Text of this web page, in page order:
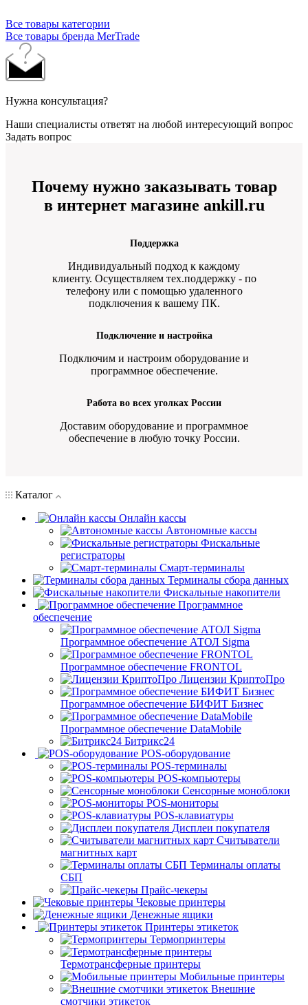
Все товары категории
Все товары бренда MerTrade
Нужна консультация?
Наши специалисты ответят на любой интересующий вопрос
Задать вопрос
Почему нужно заказывать товар
в интернет магазине ankill.ru
Поддержка
Индивидуальный подход к каждому
клиенту. Осуществляем тех.поддержку - по
телефону или с помощью удаленного
подключения к вашему ПК.
Подключение и настройка
Подключим и настроим оборудование и
программное обеспечение.
Работа во всех уголках России
Доставим оборудование и программное
обеспечение в любую точку России.
Каталог
Онлайн кассы
Автономные кассы
Фискальные
регистраторы
Смарт-терминалы
Терминалы сбора данных
Фискальные накопители
Программное
обеспечение
Программное обеспечение АТОЛ Sigma
Программное обеспечение FRONTOL
Лицензии КриптоПро
Программное обеспечение БИФИТ Бизнес
Программное обеспечение DataMobile
Битрикс24
POS-оборудование
POS-терминалы
POS-компьютеры
Сенсорные моноблоки
POS-мониторы
POS-клавиатуры
Дисплеи покупателя
Считыватели
магнитных карт
Терминалы оплаты
СБП
Прайс-чекеры
Чековые принтеры
Денежные ящики
Принтеры этикеток
Термопринтеры
Термотрансферные принтеры
Мобильные принтеры
Внешние
смотчики этикеток